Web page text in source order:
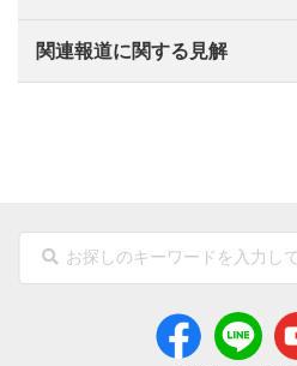
関連報道に関する見解